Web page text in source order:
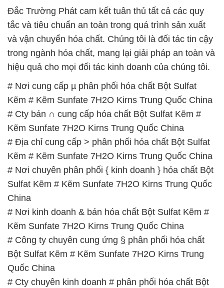
Đắc Trường Phát cam kết tuân thủ tất cả các quy
tắc và tiêu chuẩn an toàn trong quá trình sản xuất
và vận chuyển hóa chất. Chúng tôi là đối tác tin cậy
trong ngành hóa chất, mang lại giải pháp an toàn và
hiệu quả cho mọi đối tác kinh doanh của chúng tôi.
# Nơi cung cấp µ phân phối hóa chất Bột Sulfat
Kẽm # Kẽm Sunfate 7H2O Kirns Trung Quốc China
# Cty bán ∩ cung cấp hóa chất Bột Sulfat Kẽm #
Kẽm Sunfate 7H2O Kirns Trung Quốc China
# Địa chỉ cung cấp > phân phối hóa chất Bột Sulfat
Kẽm # Kẽm Sunfate 7H2O Kirns Trung Quốc China
# Nơi chuyên phân phối { kinh doanh } hóa chất Bột
Sulfat Kẽm # Kẽm Sunfate 7H2O Kirns Trung Quốc
China
# Nơi kinh doanh & bán hóa chất Bột Sulfat Kẽm #
Kẽm Sunfate 7H2O Kirns Trung Quốc China
# Công ty chuyên cung ứng § phân phối hóa chất
Bột Sulfat Kẽm # Kẽm Sunfate 7H2O Kirns Trung
Quốc China
# Cty chuyên kinh doanh # phân phối hóa chất Bột